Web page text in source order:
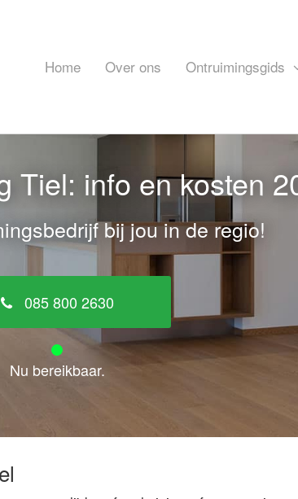
Home Over ons Ontruimingsgids
Tiel: info en kosten
bij jou in de regio!
085 800 2630
Nu bereikbaar.